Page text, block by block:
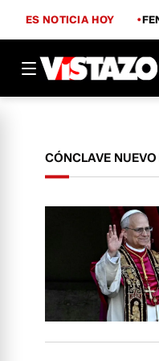
ES NOTICIA HOY
CÓNCLAVE